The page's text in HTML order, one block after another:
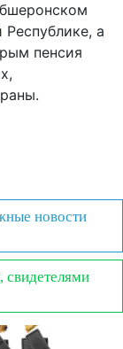
а
пенсия
новости
свидетелями